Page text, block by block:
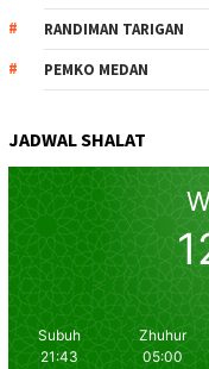
RANDIMAN TARIGAN
PEMKO MEDAN
JADWAL SHALAT